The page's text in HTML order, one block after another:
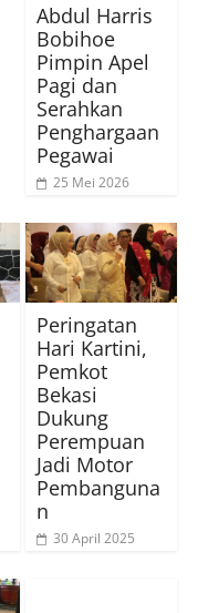
Abdul Harris
Bobihoe
Pimpin Apel
Pagi dan
Serahkan
Penghargaan
Pegawai
25 Mei 2026
Peringatan
Hari Kartini,
Pemkot
Bekasi
Dukung
Perempuan
Jadi Motor
Pembanguna
n
30 April 2025